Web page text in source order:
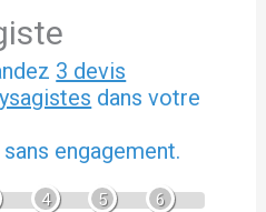
3 devis
dans votre
engagement.
4 5 6